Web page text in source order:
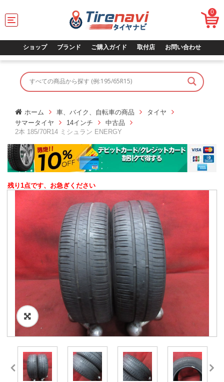
T
o
l
o
n
0
ショップ ブランド ご購入ガイド 取付店 お問い合わせ
ホーム 車、バイク、自転車の商品
タイヤ
サマータイヤ
14インチ
中古品
2本 185/70R14 ミシュラン ENERGY
残り1点です、お急ぎください